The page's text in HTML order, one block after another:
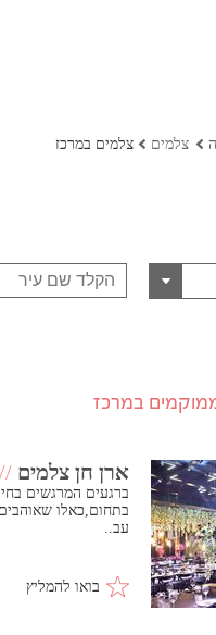
צלמים צלמים במרכז
במרכז
ארן חן צלמים //
ברגעים המרגשים
בתחום,כאלו
עב..
בואו להמליץ